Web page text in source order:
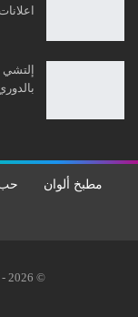
مطبخ ألوان حب
© 2026 -